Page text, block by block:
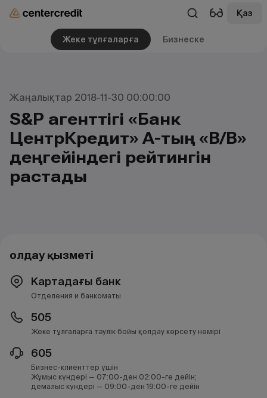
Қаз
Жеке тұлғаларға Бизнеске
Жаңалықтар 2018-11-30 00:00:00
S&P агенттігі «Банк
ЦентрКредит» АҚ-тың «В/В»
деңгейіндегі рейтингін
растады
Қолдау қызметі
Картадағы банк
Отделения и банкоматы
505
Жеке тұлғаларға тәулік бойы қолдау көрсету нөмірі
605
Бизнес-клиенттер үшін
Жұмыс күндері — 07:00-ден 02:00-ге дейін;
демалыс күндері — 09:00-ден 19:00-ге дейін